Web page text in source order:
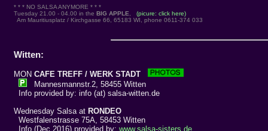
* * * NO SALSA ANYMORE * * *
Tuesday 21.00 - 04.00 in the BIG APPLE
(picure: click here)
Am Mauritiusplatz / Kirchgasse 66, 65183 WI, phone 0611-374 033
Witten:
MON CAFE TREFF / WERK STADT
Mannesmannstr.2, 58455 Witten
Info provided by: info (at) salsa-witten.de
Wednesday Salsa at RONDEO
Westfalenstrasse 75A, 58453 Witten
Info (Dec 2016) provided by: www.salsa-sisters.de